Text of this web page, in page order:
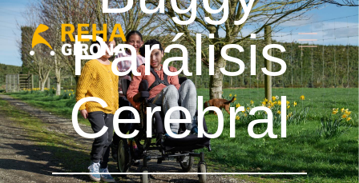
Parálisis
Cerebral